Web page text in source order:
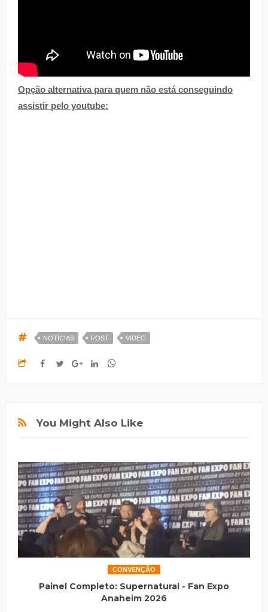
Opção alternativa para quem não está conseguindo
assistir pelo youtube:
NOTÍCIAS POST VIDEO
You Might Also Like
CONVENÇÃO
Painel Completo: Supernatural - Fan Expo
Anaheim 2026